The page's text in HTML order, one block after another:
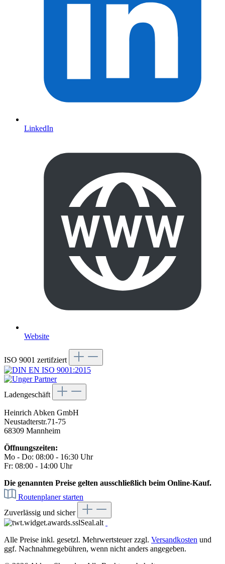
LinkedIn
Website
ISO 9001 zertifziert
Ladengeschäft
Heinrich Abken GmbH
Neustadterstr.71-75
68309 Mannheim
Öffnungszeiten:
Mo - Do: 08:00 - 16:30 Uhr
Fr: 08:00 - 14:00 Uhr
Die genannten Preise gelten ausschließlich beim Online-Kauf.
Routenplaner starten
Zuverlässig und sicher
Alle Preise inkl. gesetzl. Mehrwertsteuer zzgl. Versandkosten und
ggf. Nachnahmegebühren, wenn nicht anders angegeben.